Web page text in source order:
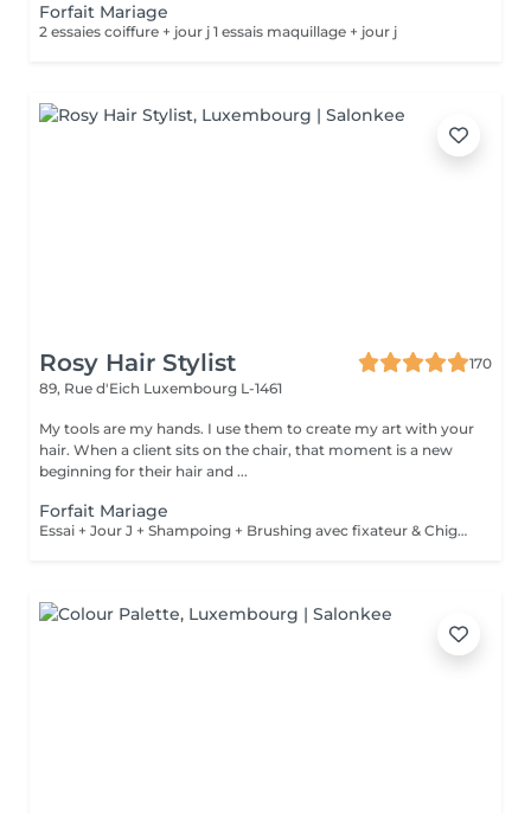
Forfait Mariage
2 essaies coiffure + jour j 1 essais maquillage + jour j
Rosy Hair Stylist
170
89, Rue d'Eich Luxembourg L-1461
My tools are my hands. I use them to create my art with your
hair. When a client sits on the chair, that moment is a new
beginning for their hair and ...
Forfait Mariage
Essai + Jour J + Shampoing + Brushing avec fixateur & Chignon